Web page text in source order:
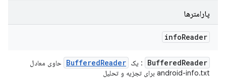
پارامترها
infoReader
BufferedReader : یک BufferedReader
حاوی معادل
android-info.txt برای تجزیه و تحلیل